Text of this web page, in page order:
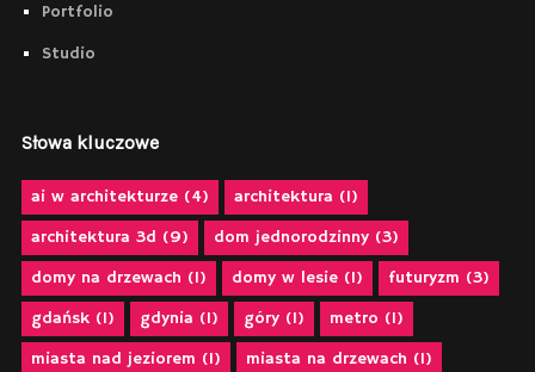
Portfolio
Studio
Słowa kluczowe
ai w architekturze(4) architektura (1)
architektura 3d (9) dom jednorodzinny(3)
domy na drzewach (1) domy w lesie(1) futuryzm (3)
gdańsk(1) gdynia (1) góry(1) metro (1)
miasta nad jeziorem (1) miasta na drzewach (1)